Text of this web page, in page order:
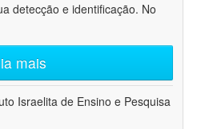
detecção e identificação. No
mais
Israelita de Ensino e Pesquisa